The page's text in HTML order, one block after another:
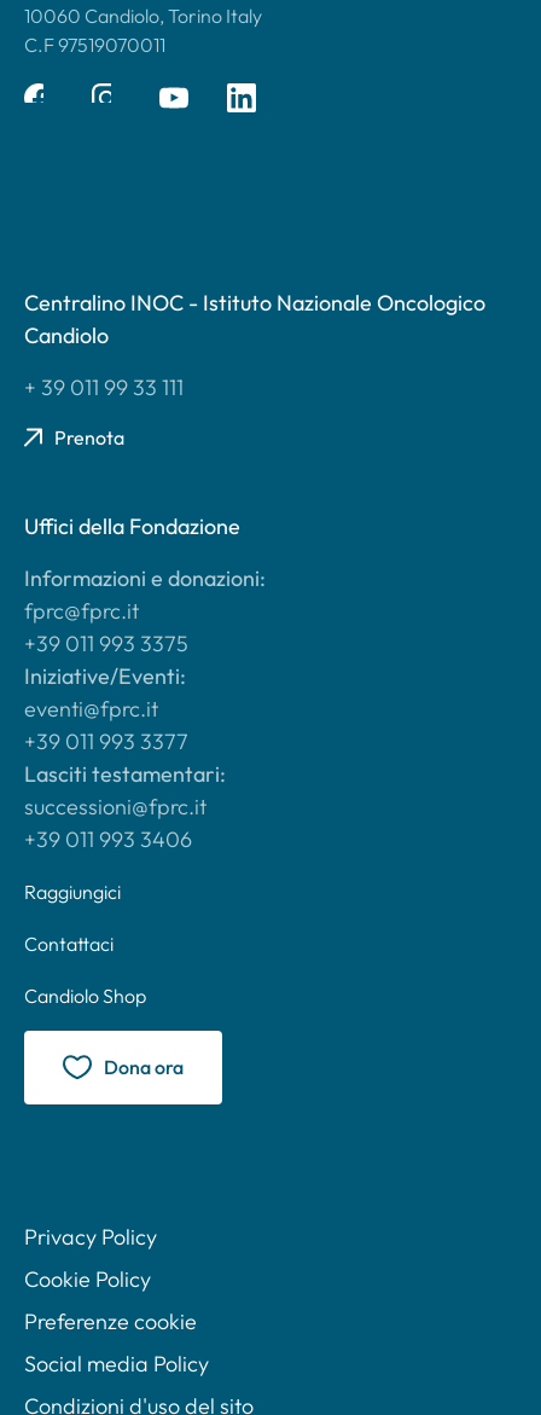
10060 Candiolo, Torino Italy
C.F 97519070011
Centralino INOC - Istituto Nazionale Oncologico
Candiolo
+ 39 011 99 33 111
Prenota
Uffici della Fondazione
Informazioni e donazioni:
fprc@fprc.it
+39 011 993 3375
Iniziative/Eventi:
eventi@fprc.it
+39 011 993 3377
Lasciti testamentari:
successioni@fprc.it
+39 011 993 3406
Raggiungici
Contattaci
Candiolo Shop
Dona ora
Privacy Policy
Cookie Policy
Preferenze cookie
Social media Policy
Condizioni d'uso del sito